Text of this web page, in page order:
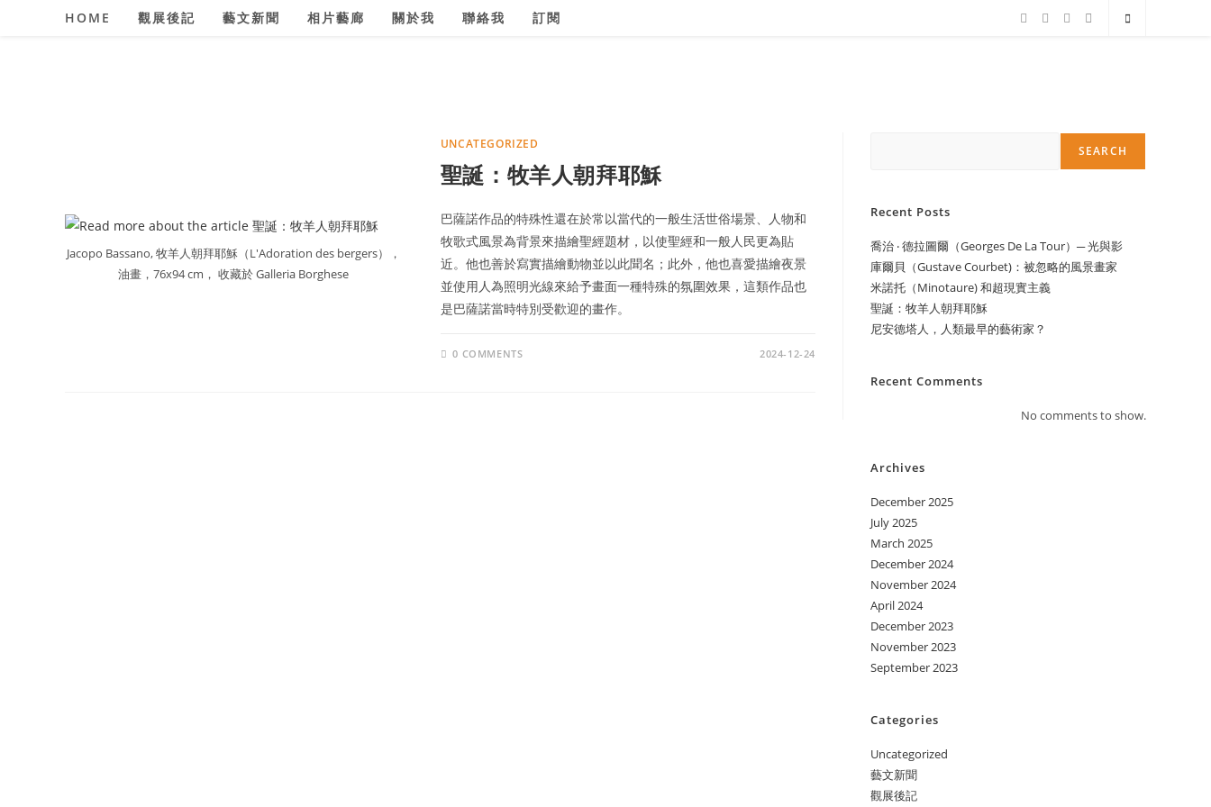
HOME 觀展後記 藝文新聞 相片藝廊 關於我 聯絡我 訂閱
Jacopo Bassano, 牧羊人朝拜耶穌（L'Adoration des bergers），
油畫，76x94 cm， 收藏於 Galleria Borghese
UNCATEGORIZED
聖誕：牧羊人朝拜耶穌
巴薩諾作品的特殊性還在於常以當代的一般生活世俗場景、人物和
牧歌式風景為背景來描繪聖經題材，以使聖經和一般人民更為貼
近。他也善於寫實描繪動物並以此聞名；此外，他也喜愛描繪夜景
並使用人為照明光線來給予畫面一種特殊的氛圍效果，這類作品也
是巴薩諾當時特別受歡迎的畫作。
0 COMMENTS 2024-12-24
SEARCH
Recent Posts
喬治 ‧ 德拉圖爾（Georges De La Tour）─ 光與影
庫爾貝（Gustave Courbet)：被忽略的風景畫家
米諾托（Minotaure) 和超現實主義
聖誕：牧羊人朝拜耶穌
尼安德塔人，人類最早的藝術家？
Recent Comments
No comments to show.
Archives
December 2025
July 2025
March 2025
December 2024
November 2024
April 2024
December 2023
November 2023
September 2023
Categories
Uncategorized
藝文新聞
觀展後記